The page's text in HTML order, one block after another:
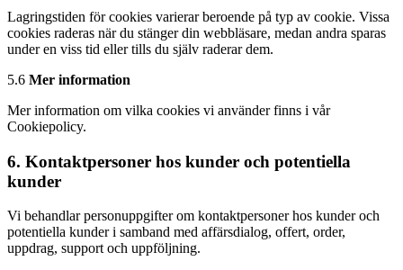
Lagringstiden för cookies varierar beroende på typ av cookie. Vissa
cookies raderas när du stänger din webbläsare, medan andra sparas
under en viss tid eller tills du själv raderar dem.
5.6 Mer information
Mer information om vilka cookies vi använder finns i vår
Cookiepolicy.
6. Kontaktpersoner hos kunder och potentiella
kunder
Vi behandlar personuppgifter om kontaktpersoner hos kunder och
potentiella kunder i samband med affärsdialog, offert, order,
uppdrag, support och uppföljning.